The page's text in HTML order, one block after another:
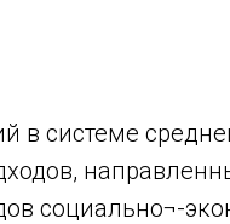
в системе
социально¬-